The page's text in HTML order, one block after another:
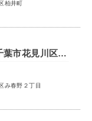
柏井町
中古戸建 千葉県千葉市花見川区み春野２丁目
み春野２丁目